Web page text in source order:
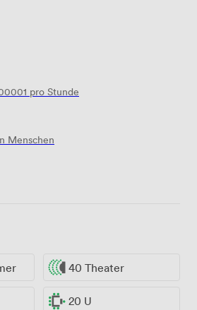
pro Stunde
Menschen
40 Theater
20 U